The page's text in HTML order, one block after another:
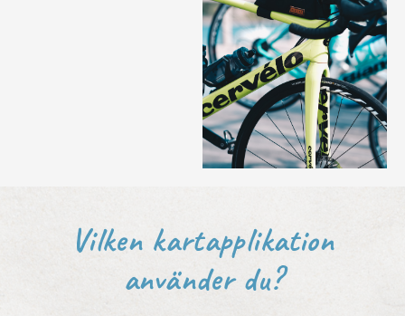
Vilken kartapplikation
använder du?